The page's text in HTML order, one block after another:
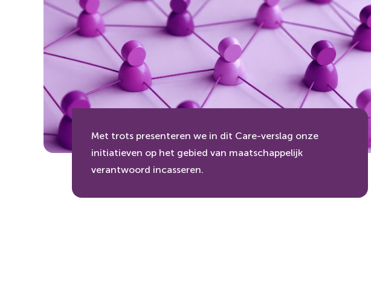
Met trots presenteren we in dit Care-verslag onze
initiatieven op het gebied van maatschappelijk
verantwoord incasseren.